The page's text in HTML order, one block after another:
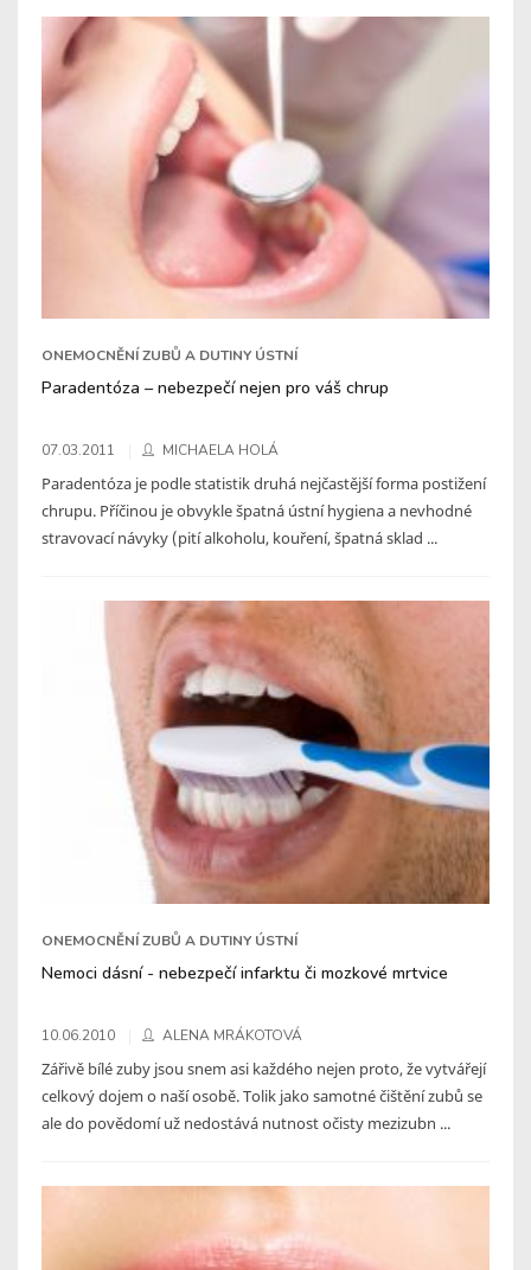
ONEMOCNĚNÍ ZUBŮ A DUTINY ÚSTNÍ
Paradentóza – nebezpečí nejen pro váš chrup
07.03.2011 MICHAELA HOLÁ
Paradentóza je podle statistik druhá nejčastější forma postižení
chrupu. Příčinou je obvykle špatná ústní hygiena a nevhodné
stravovací návyky (pití alkoholu, kouření, špatná sklad ...
ONEMOCNĚNÍ ZUBŮ A DUTINY ÚSTNÍ
Nemoci dásní - nebezpečí infarktu či mozkové mrtvice
10.06.2010 ALENA MRÁKOTOVÁ
Zářivě bílé zuby jsou snem asi každého nejen proto, že vytvářejí
celkový dojem o naší osobě. Tolik jako samotné čištění zubů se
ale do povědomí už nedostává nutnost očisty mezizubn ...